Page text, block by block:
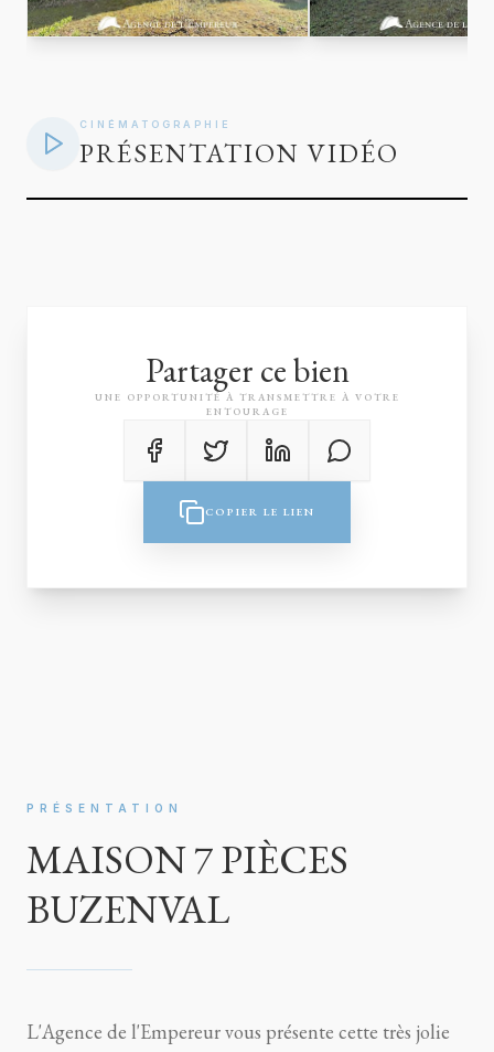
CINÉMATOGRAPHIE
PRÉSENTATION VIDÉO
Partager ce bien
UNE OPPORTUNITÉ À TRANSMETTRE À VOTRE
ENTOURAGE
COPIER LE LIEN
PRÉSENTATION
MAISON 7 PIÈCES
BUZENVAL
L'Agence de l'Empereur vous présente cette très jolie